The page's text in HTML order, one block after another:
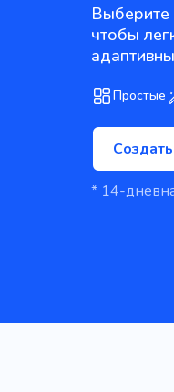
чтобы
Простые
* 14-